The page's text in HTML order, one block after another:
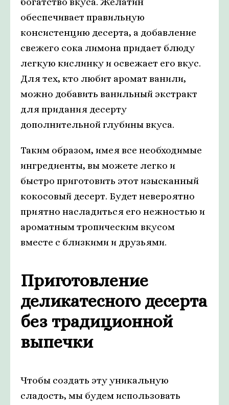
обеспечивает правильную
консистенцию десерта, а добавление
свежего сока лимона придает блюду
легкую кислинку и освежает его вкус.
Для тех, кто любит аромат ванили,
можно добавить ванильный экстракт
для придания десерту
дополнительной глубины вкуса.
Таким образом, имея все необходимые
ингредиенты, вы можете легко и
быстро приготовить этот изысканный
кокосовый десерт. Будет невероятно
приятно насладиться его нежностью и
ароматным тропическим вкусом
вместе с близкими и друзьями.
Приготовление
деликатесного десерта
без традиционной
выпечки
Чтобы создать эту уникальную
сладость, мы будем использовать